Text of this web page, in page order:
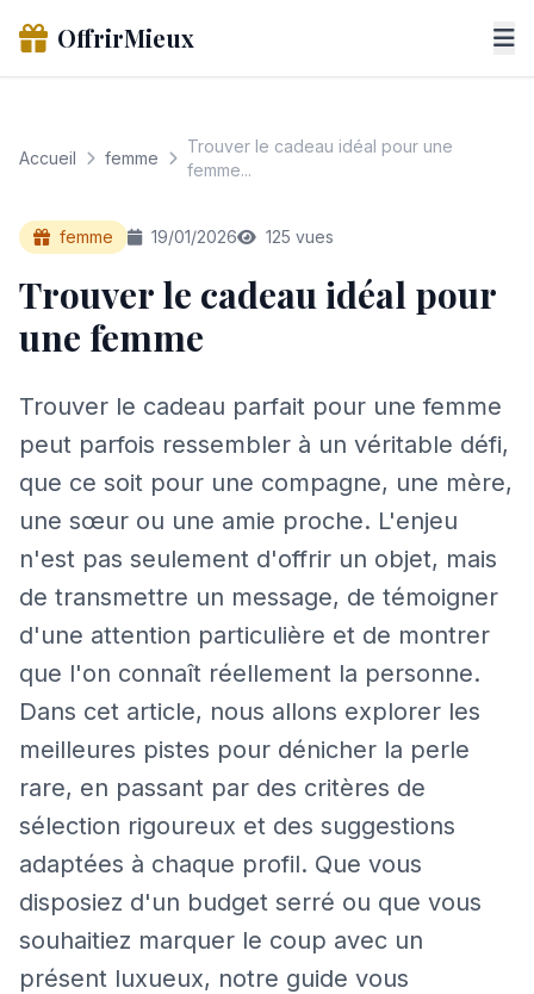
OffrirMieux
Accueil femme
Trouver le cadeau idéal pour une
femme...
femme 19/01/2026 125 vues
Trouver le cadeau idéal pour
une femme
Trouver le cadeau parfait pour une femme
peut parfois ressembler à un véritable défi,
que ce soit pour une compagne, une mère,
une sœur ou une amie proche. L'enjeu
n'est pas seulement d'offrir un objet, mais
de transmettre un message, de témoigner
d'une attention particulière et de montrer
que l'on connaît réellement la personne.
Dans cet article, nous allons explorer les
meilleures pistes pour dénicher la perle
rare, en passant par des critères de
sélection rigoureux et des suggestions
adaptées à chaque profil. Que vous
disposiez d'un budget serré ou que vous
souhaitiez marquer le coup avec un
présent luxueux, notre guide vous